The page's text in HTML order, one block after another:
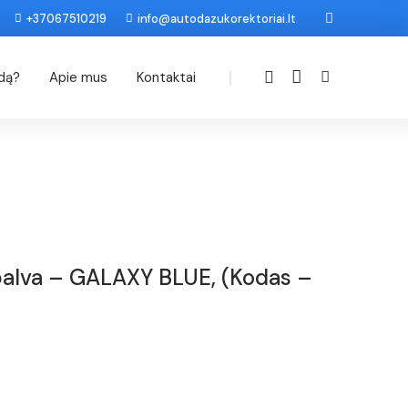
+37067510219 info@autodazukorektoriai.lt
Apie mus Kontaktai |
– GALAXY BLUE, (Kodas –